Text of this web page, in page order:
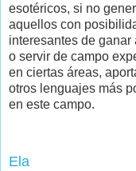
esotéricos, si no
aquellos con
interesantes de ganar
o servir de campo
en ciertas áreas,
otros lenguajes más
en este campo.
Ela